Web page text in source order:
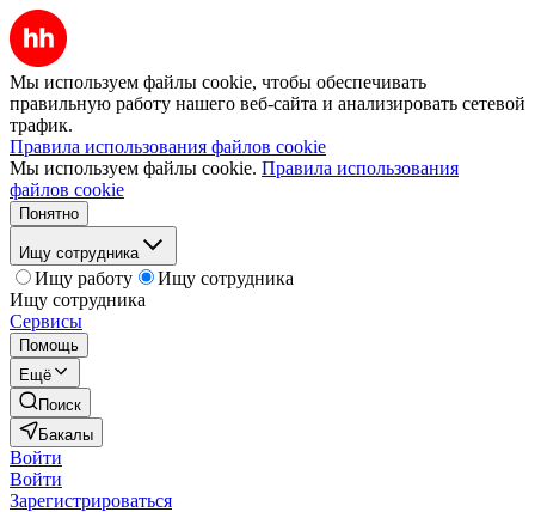
Мы используем файлы cookie, чтобы обеспечивать
правильную работу нашего веб-сайта и анализировать сетевой
трафик.
Правила использования файлов cookie
Мы используем файлы cookie. Правила использования
файлов cookie
Понятно
Ищу сотрудника
Ищу работу
Ищу сотрудника
Ищу сотрудника
Сервисы
Помощь
Ещё
Поиск
Бакалы
Войти
Войти
Зарегистрироваться